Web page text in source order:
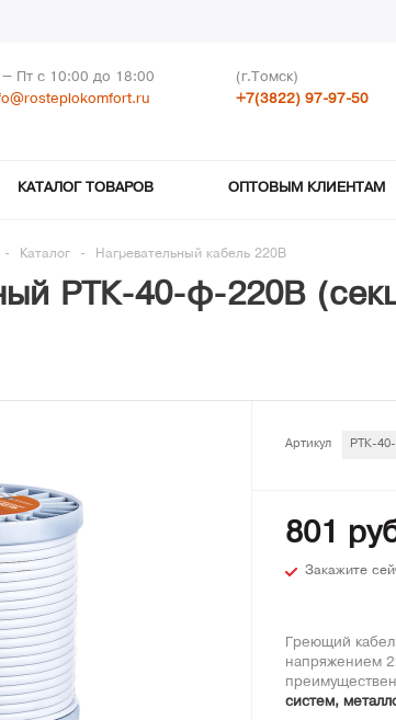
Пт с 10:00 до 18:00
(г.Томск)
+7(3822) 97-97-50
КАТАЛОГ ТОВАРОВ ОПТОВЫМ КЛИЕНТАМ
- Каталог - Нагревательный кабель 220В
РТК-40-ф-220В
Артикул РТК-
801
Закажите
Греющий
напряжением
систем,